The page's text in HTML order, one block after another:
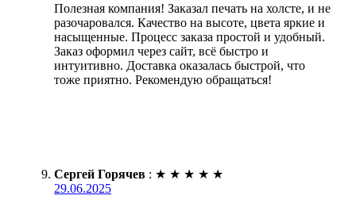
Полезная компания! Заказал печать на холсте, и не
разочаровался. Качество на высоте, цвета яркие и
насыщенные. Процесс заказа простой и удобный.
Заказ оформил через сайт, всё быстро и
интуитивно. Доставка оказалась быстрой, что
тоже приятно. Рекомендую обращаться!
Сергей Горячев : ★ ★ ★ ★ ★
29.06.2025